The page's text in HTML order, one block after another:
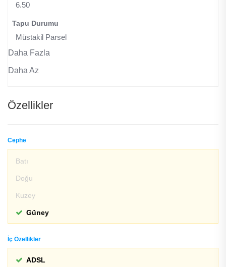
6.50
Tapu Durumu
Müstakil Parsel
Daha Fazla
Daha Az
Özellikler
Cephe
Batı
Doğu
Kuzey
Güney
İç Özellikler
ADSL